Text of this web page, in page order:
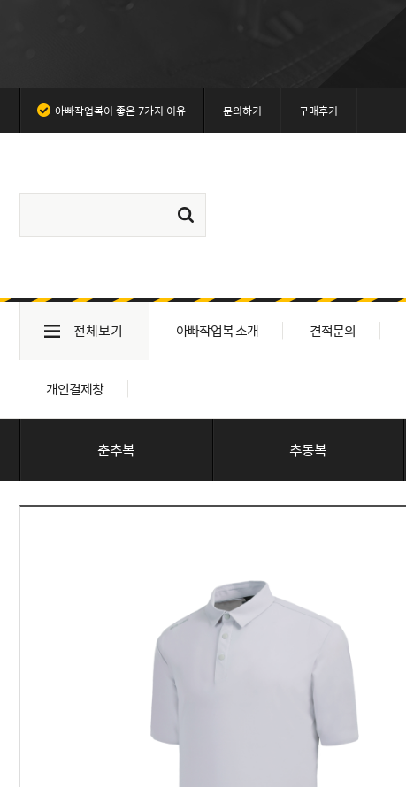
아빠작업복이 좋은 7가지 이유 문의하기 구매후기
전체보기 아빠작업복 소개 견적문의
개인결제창
춘추복 추동복